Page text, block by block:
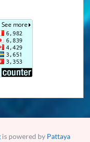
is powered by Pattaya